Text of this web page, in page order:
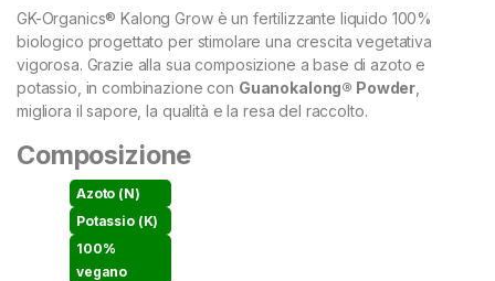
GK-Organics® Kalong Grow è un fertilizzante liquido 100%
biologico progettato per stimolare una crescita vegetativa
vigorosa. Grazie alla sua composizione a base di azoto e
potassio, in combinazione con Guanokalong® Powder
migliora il sapore, la qualità e la resa del raccolto.
Composizione
Azoto (N)
Potassio (K)
100%
vegano